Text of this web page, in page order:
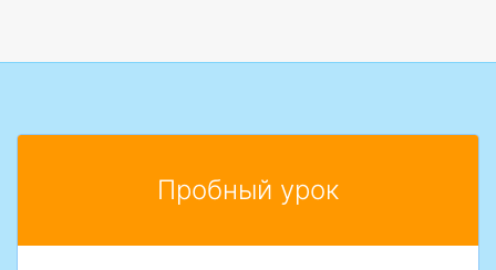
Пробный урок